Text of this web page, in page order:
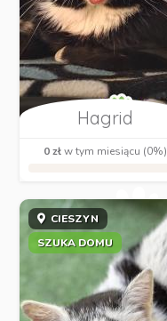
Hagrid
0 złw tym miesiącu (0%)
CIESZYN
SZUKA DOMU